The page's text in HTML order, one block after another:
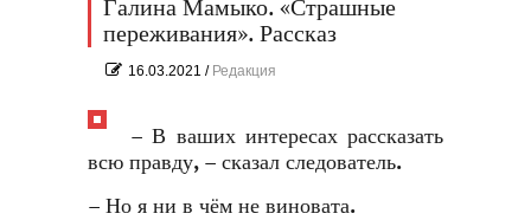
Галина Мамыко. «Страшные
переживания». Рассказ
16.03.2021 / Редакция
– В ваших интересах рассказать
всю правду, – сказал следователь.
– Но я ни в чём не виновата.